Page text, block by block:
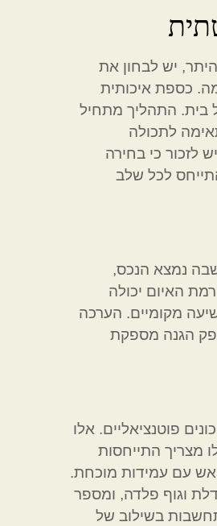
יש לבחון את
כספת איכותית
בית. התהליך מתחיל
לתכולה
לזכור כי בחירה
לכל שלב
נמצא הנכס,
האיום יכולה
מקומיים. הערכה
הגנה מספקת
פוטנציאליים. אלו
מצריך התייחסות
אש עם עמידות מוכחת.
וגוף פלדה, ומספר
בשילוב של